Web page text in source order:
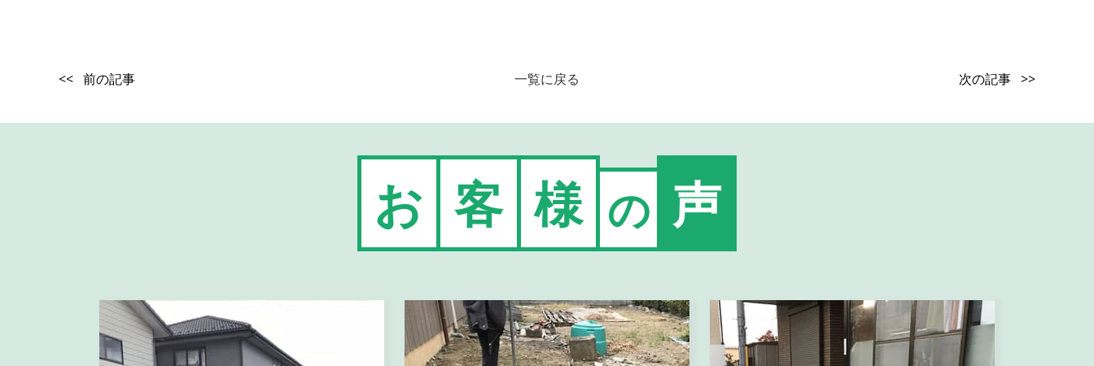
<< 前の記事 一覧に戻る 次の記事 >>
お 客 様 の 声